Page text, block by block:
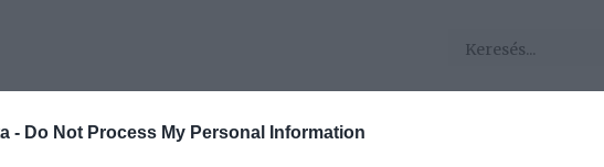
- Do Not Process My Personal Information